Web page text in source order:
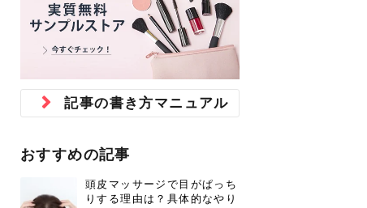
花粉で髪がパサパサするの
はなぜ？原因と落とし方・
防ぎ方を紹介
花粉の季節になると、髪がパサつく、
ありま...
さくら
肌に合う髪色、どう見つけ
る？「イエベ」「ブルベ」
診断と...
美容室で素敵なヘアカラーに染めても
「なん...
かえで
40代のパーマがダレる原因
とは？自宅でできる復活術
と長...
パーマをかけたばかりなのに、もうカ
はいな...
メガネ
前髪を薄くするための美容
院の頼み方とは？失敗しな
いため...
前髪は薄くしたほうが今風でおしゃれ
たいと...
かえで
ヘッドスパで頭皮をケアし
よう！ヘッドスパの効果と
おすすめの人
普段目に見えない頭皮ですが、何のケ
積して...
yukarin
ストレスで髪の毛はどう変
わる？抜け毛・パサつきの
原因と...
最近、髪のツヤがなくなったという方
は、スト...
さくら
40代の髪を悩みに最適！韓
国発「ダリーフ」でヘアセ
ット...
韓国コスメを使うのは若い子だけだと
グラム...
さくら
「おしゃれ」と「身だしな
み」は違う。相手に信頼感
を与え...
新しい環境に臨むとき、多くの人が意
メイク...
さな
エステの勧誘が怖い人へ。
断ることは悪くない。自分
を守る...
「初回限定〇〇円！」そんなお得な体
に弱い...
さな
「今さら」なんて言わせな
い。40代のVIO・顔脱毛、
賢...
40代になって、ふと自分のムダ毛のこ
毛を...
さな
オフィスネイルでも「キラ
キラ」はOK？派手に見えな
い上...
仕事中も、ふとした瞬間に自分の指先
く「キ...
あおい
ジュベルック スキンの効果
とは？毛穴・ニキビ跡への
ニキビ跡の凸凹をどうにかしたいと、
肌の質感でお悩みではないでしょう
ゆい
本気の痩身と体質改善に。
アーユルヴェーダに基づく
自己流のダイエットではなかなか落ち
ない、頑固な脂肪やセルライトを、本
さな
記事の書き方マニュアル
おすすめの記事
頭皮マッサージで目がぱっち
りする理由は？具体的なやり